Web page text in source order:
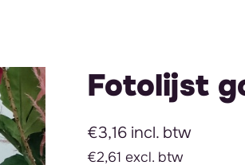
Fotolijst
€3,16 incl. btw
€2,61 excl. btw